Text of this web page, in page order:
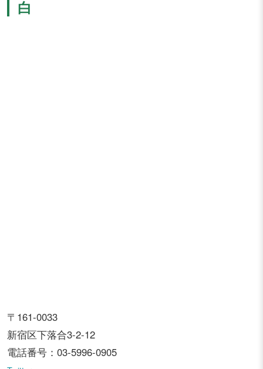
白
〒161-0033
新宿区下落合3-2-12
電話番号：03-5996-0905